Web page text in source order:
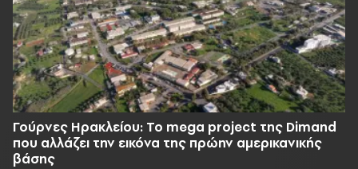
Γούρνες Ηρακλείου: To mega project της Dimand
που αλλάζει την εικόνα της πρώην αμερικανικής
βάσης